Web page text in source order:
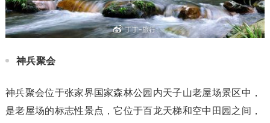
神兵聚会
神兵聚会位于张家界国家森林公园内天子山老屋场景区中，
是老屋场的标志性景点，它位于百龙天梯和空中田园之间，